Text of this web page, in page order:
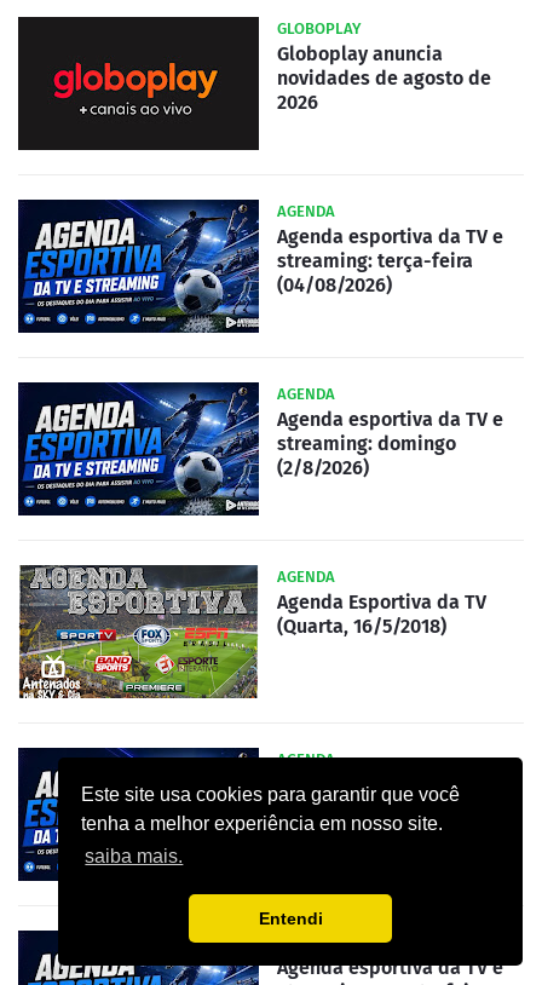
Este site usa cookies para garantir que você
tenha a melhor experiência em nosso site.
saiba mais.
Entendi
GLOBOPLAY
Globoplay anuncia
novidades de agosto de
2026
AGENDA
Agenda esportiva da TV e
streaming: terça-feira
(04/08/2026)
AGENDA
Agenda esportiva da TV e
streaming: domingo
(2/8/2026)
AGENDA
Agenda Esportiva da TV
(Quarta, 16/5/2018)
AGENDA
Agenda esportiva da TV e
streaming: quinta-feira
(06/08/2026)
AGENDA
Agenda esportiva da TV e